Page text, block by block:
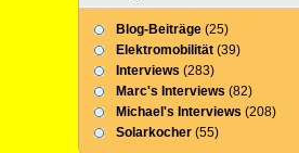
Blog-Beiträge (25)
Elektromobilität (39)
Interviews (283)
Marc's Interviews (82)
Michael's Interviews (208)
Solarkocher (55)